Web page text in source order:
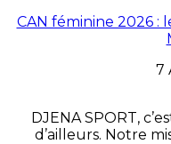
CAN féminine 2026 :
7
DJENA SPORT,
d’ailleurs. Notre